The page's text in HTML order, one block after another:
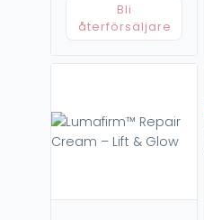
Bli
återförsäljare